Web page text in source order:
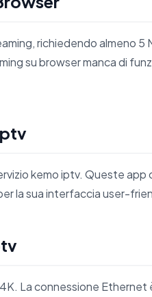
richiedendo almeno 5
su browser manca di
kemo iptv. Queste
la sua interfaccia user-
La connessione Ethernet